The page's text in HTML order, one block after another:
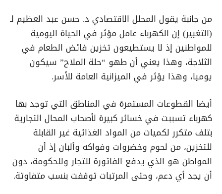
من جانبة يقول المحلل الاقتصادي د. حسن عبد العظيم لـ
(التغيير) إن الكهرباء عامل مؤثر في الحياة اليومية
للمواطنين إذ لا يستطيعون تخزين فائض الطعام في
الثلاجة، وهذا يعني أن طهو “حلة الملاح” سيكون
يوميا، وهذا يؤثر في الميزانية العامة للأسر.
أيضا القطوعات المستمرة في المناطق التي توجد بها
كهرباء تسببت في خسائر كبيرة لأصحاب المحال التجارية
بتلف متكرر لكميات من المواد الغذائية غير القابلة
للتخزين، من لحوم وخضروات وفواكه وألبان إذ أن
المواطن هو الذي يدفع الفاتورة للتجار وللحكومة، دون
أن يجد أي دعم، وحتى المرتبات توقفت بنسب متفاوتة.